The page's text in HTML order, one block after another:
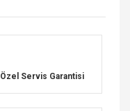
Özel Servis Garantisi